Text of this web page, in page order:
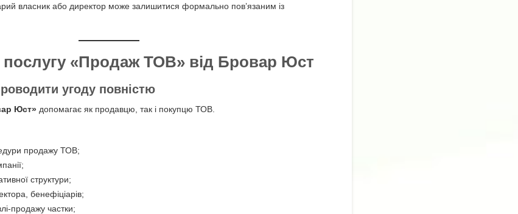
власник або директор може залишитися формально пов’язаним із
«Продаж ТОВ» від Бровар Юст
угоду повністю
Юст» допомагає як продавцю, так і покупцю ТОВ.
продажу ТОВ;
структури;
бенефіціарів;
продажу частки;